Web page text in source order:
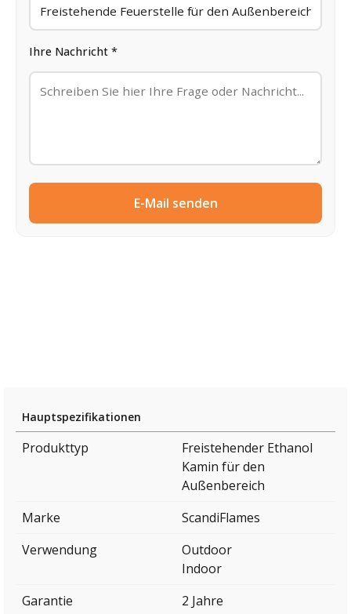
Ihre Nachricht *
E-Mail senden
Hauptspezifikationen
Produkttyp
Freistehender Ethanol
Kamin für den
Außenbereich
Marke
ScandiFlames
Verwendung
Outdoor
Indoor
Garantie
2 Jahre